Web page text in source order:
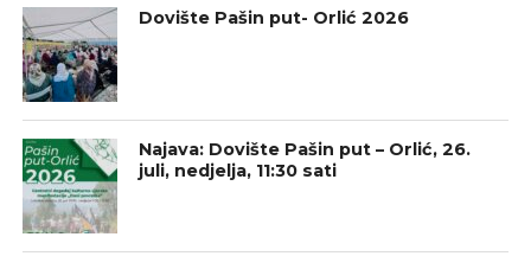
Dovište Pašin put- Orlić 2026
Najava: Dovište Pašin put – Orlić, 26.
juli, nedjelja, 11:30 sati